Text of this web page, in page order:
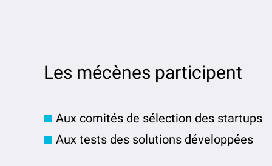
Les mécènes participent
Aux comités de sélection des startups
Aux tests des solutions développées